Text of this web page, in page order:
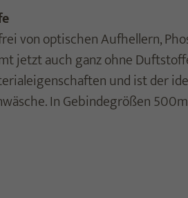
von optischen Aufhellern,
jetzt auch ganz ohne
und ist der
In Gebindegrößen